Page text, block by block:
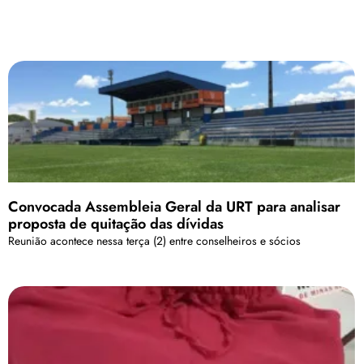
Convocada Assembleia Geral da URT para analisar
proposta de quitação das dívidas
Reunião acontece nessa terça (2) entre conselheiros e sócios